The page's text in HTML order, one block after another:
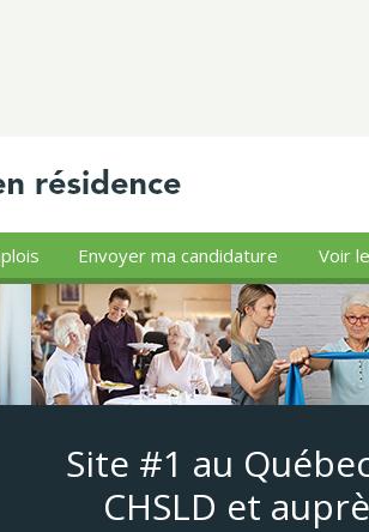
Envoyer ma candidature Voir
Site #1 au
CHSLD et